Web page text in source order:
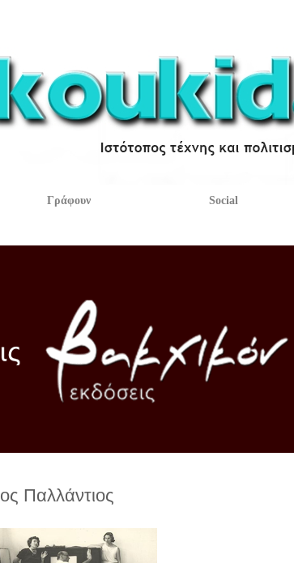
Γράφουν Social
Παλλάντιος